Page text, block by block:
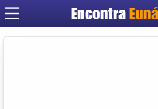
Encontra